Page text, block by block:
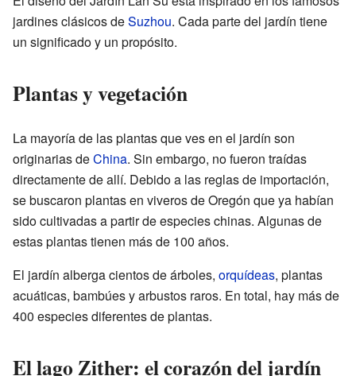
jardines clásicos deSuzhou. Cada parte del jardín tiene
un significado y un propósito.
Plantas y vegetación
La mayoría de las plantas que ves en el jardín son
originarias deChina. Sin embargo, no fueron traídas
directamente de allí. Debido a las reglas de importación,
se buscaron plantas en viveros de Oregón que ya habían
sido cultivadas a partir de especies chinas. Algunas de
estas plantas tienen más de 100 años.
El jardín alberga cientos de árboles, orquídeas, plantas
acuáticas, bambúes y arbustos raros. En total, hay más de
400 especies diferentes de plantas.
El lago Zither: el corazón del jardín